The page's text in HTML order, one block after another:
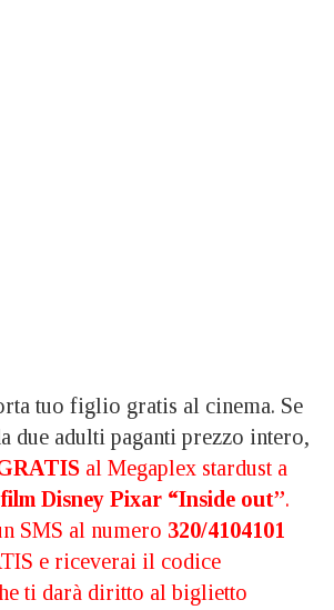
tuo figlio gratis al cinema. Se
due adulti paganti prezzo intero,
al Megaplex stardust a
film Disney Pixar “Inside out”.
SMS al numero 320/4104101
e riceverai il codice
ti darà diritto al biglietto